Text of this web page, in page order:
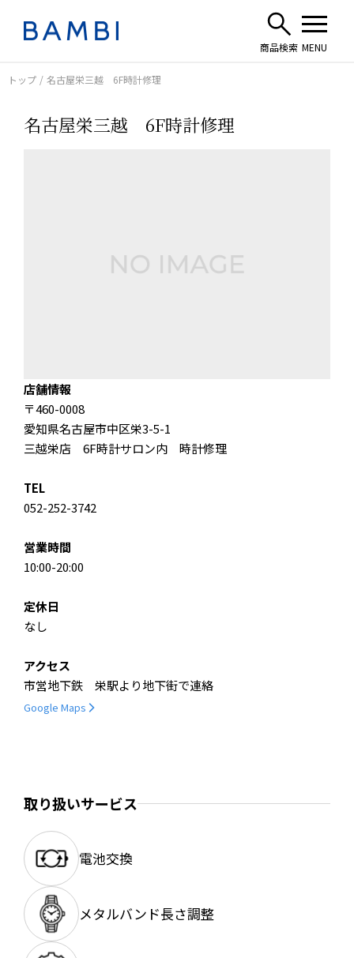
トップ 名古屋栄三越 6F時計修理
名古屋栄三越 6F時計修理
店舗情報
〒460-0008
愛知県名古屋市中区栄3-5-1
三越栄店 6F時計サロン内 時計修理
TEL
052-252-3742
営業時間
10:00-20:00
定休日
なし
アクセス
市営地下鉄 栄駅より地下街で連絡
Google Maps
取り扱いサービス
電池交換
メタルバンド長さ調整